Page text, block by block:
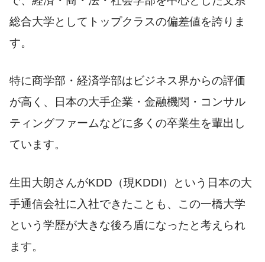
総合大学としてトップクラスの偏差値を誇りま
す。
特に商学部・経済学部はビジネス界からの評価
が高く、日本の大手企業・金融機関・コンサル
ティングファームなどに多くの卒業生を輩出し
ています。
生田大朗さんがKDD（現KDDI）という日本の大
手通信会社に入社できたことも、この一橋大学
という学歴が大きな後ろ盾になったと考えられ
ます。